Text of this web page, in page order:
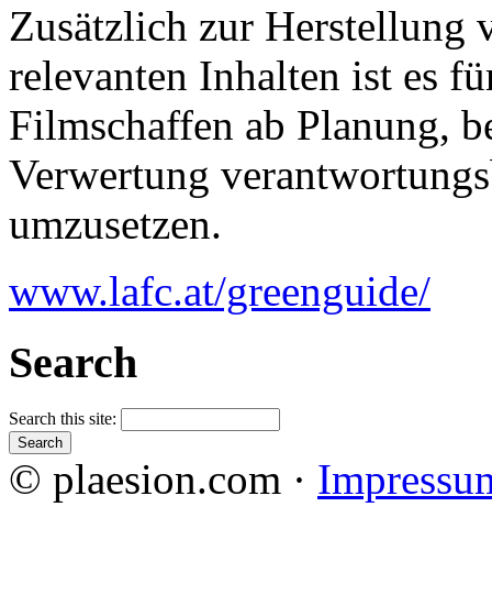
Zusätzlich zur Herstellung
relevanten Inhalten ist es
Filmschaffen ab Planung,
Verwertung
umzusetzen.
www.lafc.at/greenguide/
Search
Search this site:
© plaesion.com ·